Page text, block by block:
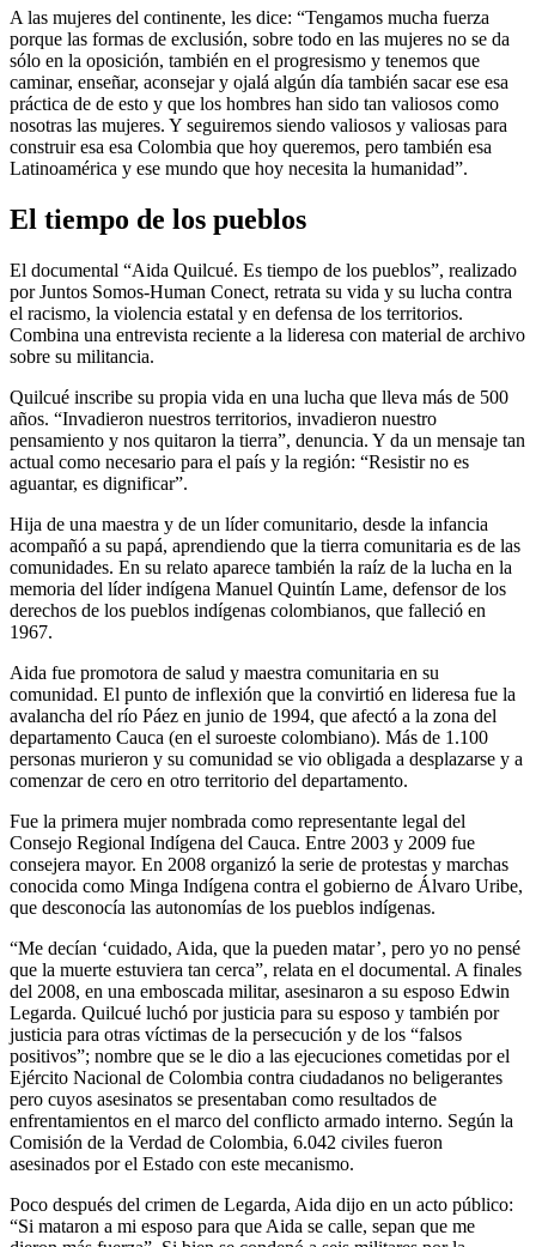
A las mujeres del continente, les dice: “Tengamos mucha fuerza
porque las formas de exclusión, sobre todo en las mujeres no se da
sólo en la oposición, también en el progresismo y tenemos que
caminar, enseñar, aconsejar y ojalá algún día también sacar ese esa
práctica de de esto y que los hombres han sido tan valiosos como
nosotras las mujeres. Y seguiremos siendo valiosos y valiosas para
construir esa esa Colombia que hoy queremos, pero también esa
Latinoamérica y ese mundo que hoy necesita la humanidad”.
El tiempo de los pueblos
El documental “Aida Quilcué. Es tiempo de los pueblos”, realizado
por Juntos Somos-Human Conect, retrata su vida y su lucha contra
el racismo, la violencia estatal y en defensa de los territorios.
Combina una entrevista reciente a la lideresa con material de archivo
sobre su militancia.
Quilcué inscribe su propia vida en una lucha que lleva más de 500
años. “Invadieron nuestros territorios, invadieron nuestro
pensamiento y nos quitaron la tierra”, denuncia. Y da un mensaje tan
actual como necesario para el país y la región: “Resistir no es
aguantar, es dignificar”.
Hija de una maestra y de un líder comunitario, desde la infancia
acompañó a su papá, aprendiendo que la tierra comunitaria es de las
comunidades. En su relato aparece también la raíz de la lucha en la
memoria del líder indígena Manuel Quintín Lame, defensor de los
derechos de los pueblos indígenas colombianos, que falleció en
1967.
Aida fue promotora de salud y maestra comunitaria en su
comunidad. El punto de inflexión que la convirtió en lideresa fue la
avalancha del río Páez en junio de 1994, que afectó a la zona del
departamento Cauca (en el suroeste colombiano). Más de 1.100
personas murieron y su comunidad se vio obligada a desplazarse y a
comenzar de cero en otro territorio del departamento.
Fue la primera mujer nombrada como representante legal del
Consejo Regional Indígena del Cauca. Entre 2003 y 2009 fue
consejera mayor. En 2008 organizó la serie de protestas y marchas
conocida como Minga Indígena contra el gobierno de Álvaro Uribe,
que desconocía las autonomías de los pueblos indígenas.
“Me decían ‘cuidado, Aida, que la pueden matar’, pero yo no pensé
que la muerte estuviera tan cerca”, relata en el documental. A finales
del 2008, en una emboscada militar, asesinaron a su esposo Edwin
Legarda. Quilcué luchó por justicia para su esposo y también por
justicia para otras víctimas de la persecución y de los “falsos
positivos”; nombre que se le dio a las ejecuciones cometidas por el
Ejército Nacional de Colombia contra ciudadanos no beligerantes
pero cuyos asesinatos se presentaban como resultados de
enfrentamientos en el marco del conflicto armado interno. Según la
Comisión de la Verdad de Colombia, 6.042 civiles fueron
asesinados por el Estado con este mecanismo.
Poco después del crimen de Legarda, Aida dijo en un acto público:
“Si mataron a mi esposo para que Aida se calle, sepan que me